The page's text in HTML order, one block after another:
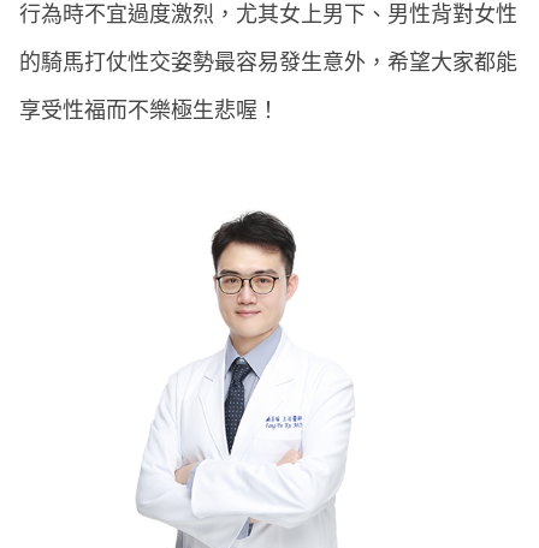
行為時不宜過度激烈，尤其女上男下、男性背對女性
的騎馬打仗性交姿勢最容易發生意外，希望大家都能
享受性福而不樂極生悲喔！